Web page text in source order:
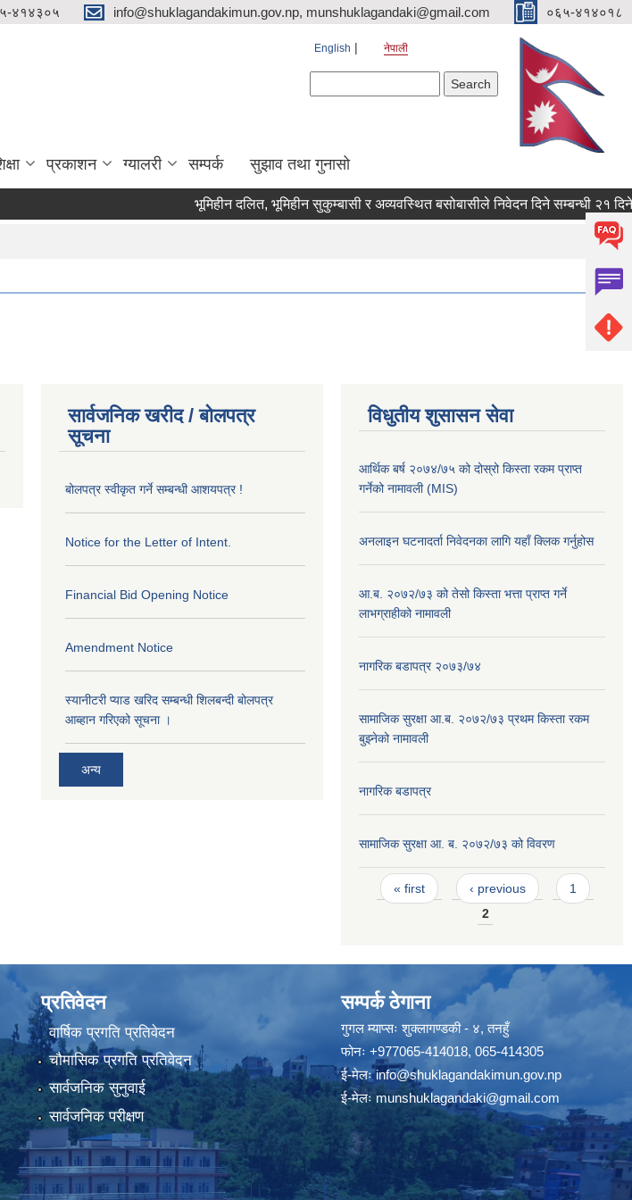
४१४३०५ info@shuklagandakimun.gov.np, munshuklagandaki@gmail.com ०६५-४१४०१८
English नेपाली
प्रकाशन ग्यालरी सम्पर्क सुझाव तथा गुनासो
भूमिहीन दलित, भूमिहीन सुकुम्बासी र अव्यवस्थित बसोबासीले निवेदन दिने सम्बन्धी २१ दिने
सार्वजनिक खरीद / बोलपत्र
सूचना
बोलपत्र स्वीकृत गर्ने सम्बन्धी आशयपत्र !
Notice for the Letter of Intent.
Financial Bid Opening Notice
Amendment Notice
स्यानीटरी प्याड खरिद सम्बन्धी शिलबन्दी बोलपत्र
आब्हान गरिएको सूचना ।
अन्य
विधुतीय शुसासन सेवा
आर्थिक बर्ष २०७४/७५ को दोस्रो किस्ता रकम प्राप्त
गर्नेको नामावली (MIS)
अनलाइन घटनादर्ता निवेदनका लागि यहाँ क्लिक गर्नुहोस
आ.ब. २०७२/७३ को तेसो किस्ता भत्ता प्राप्त गर्ने
लाभग्राहीको नामावली
नागरिक बडापत्र २०७३/७४
सामाजिक सुरक्षा आ.ब. २०७२/७३ प्रथम किस्ता रकम
बुझ्नेको नामावली
नागरिक बडापत्र
सामाजिक सुरक्षा आ. ब. २०७२/७३ को विवरण
Pages
« first ‹ previous
1
2
प्रतिवेदन
वार्षिक प्रगति प्रतिवेदन
चौमासिक प्रगति प्रतिवेदन
सार्वजनिक सुनुवाई
सार्वजनिक परीक्षण
सम्पर्क ठेगाना
गुगल म्याप्सःशुक्लागण्डकी - ४, तनहुँ
फोनः +977065-414018, 065-414305
ई-मेलःinfo@shuklagandakimun.gov.np
ई-मेलःmunshuklagandaki@gmail.com